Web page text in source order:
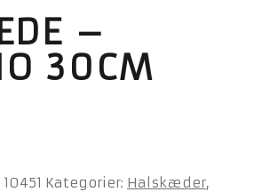
–
30CM
10451 Kategorier: Halskæder,